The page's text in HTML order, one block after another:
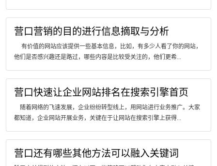
营口营销的目的进行信息摘取与分析
有价值的网站应该提供一些基本信息，比如，有多少人看了你的网站，
他们是否感兴趣还是路过，哪些内容是比较受关注的，他们更希...
营口快速让企业网站排名在搜索引擎首页
随着网络的飞速发展，企业纷纷转型线上，用网站进行业务推广。大家
都知道，企业网站开展业务，关键在于让网站在搜索引擎上获得...
营口还有哪些其他方法可以融入关键词